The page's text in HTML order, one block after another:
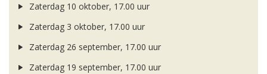
Zaterdag 10 oktober, 17.00 uur
Zaterdag 3 oktober, 17.00 uur
Zaterdag 26 september, 17.00 uur
Zaterdag 19 september, 17.00 uur